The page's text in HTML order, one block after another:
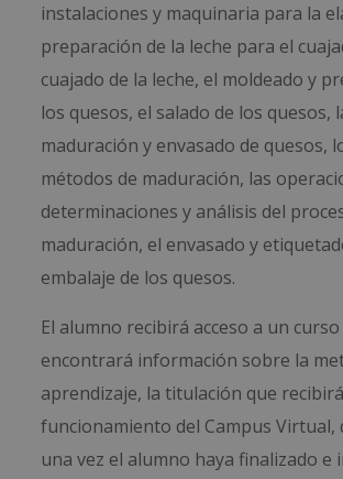
instalaciones y maquinaria para la
preparación de la leche para el
cuajado de la leche, el moldeado y
los quesos, el salado de los quesos,
maduración y envasado de quesos,
métodos de maduración, las
determinaciones y análisis del
maduración, el envasado y
embalaje de los quesos.
El alumno recibirá acceso a un
encontrará información sobre la
aprendizaje, la titulación que
funcionamiento del Campus Virtual,
una vez el alumno haya finalizado e